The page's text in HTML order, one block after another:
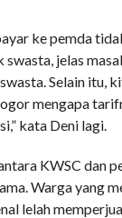
ke pemda
jelas
Selain itu,
mengapa
kata Deni lagi.
KWSC dan
Warga yang
lelah